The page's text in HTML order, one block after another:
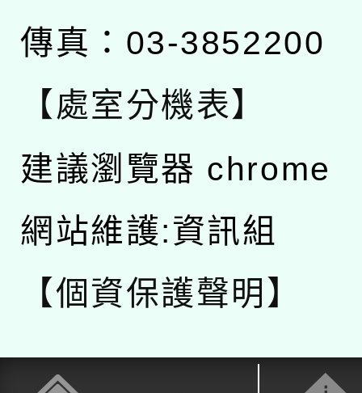
傳真：03-3852200
【處室分機表】
建議瀏覽器 chrome
網站維護:資訊組
【個資保護聲明】